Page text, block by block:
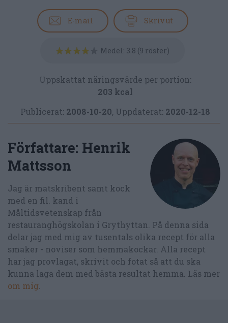
E-mail Skriv ut
Medel: 3.8 (9 röster)
Uppskattat näringsvärde per portion:
203 kcal
Publicerat: 2008-10-20, Uppdaterat: 2020-12-18
Författare: Henrik
Mattsson
Jag är matskribent samt kock
med en fil. kand i
Måltidsvetenskap från
restauranghögskolan i Grythyttan. På denna sida
delar jag med mig av tusentals olika recept för alla
smaker - noviser som hemmakockar. Alla recept
har jag provlagat, skrivit och fotat så att du ska
kunna laga dem med bästa resultat hemma. Läs mer
om mig.